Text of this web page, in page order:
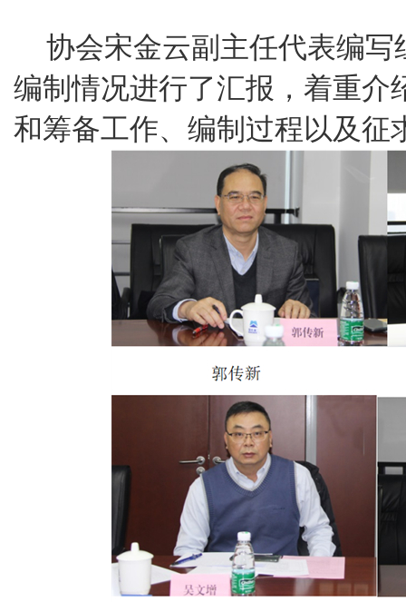
协会宋金云副主任代表编
编制情况进行了汇报，着重介
和筹备工作、编制过程以及征